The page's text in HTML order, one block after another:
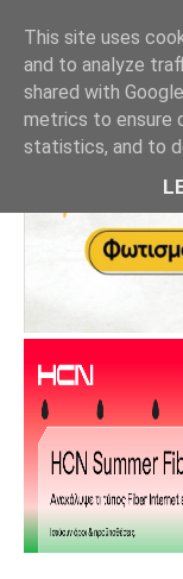
This site uses
and to analyze
shared with
metrics to ensure
statistics, and to